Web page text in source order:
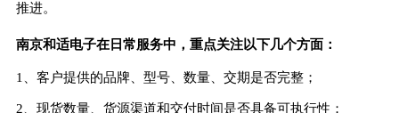
推进。
南京和适电子在日常服务中，重点关注以下几个方面：
1、客户提供的品牌、型号、数量、交期是否完整；
2、现货数量、货源渠道和交付时间是否具备可执行性；